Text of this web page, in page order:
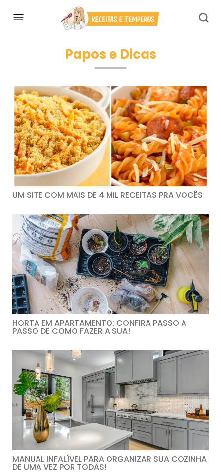
Papos e Dicas
UM SITE COM MAIS DE 4 MIL RECEITAS PRA VOCÊS
HORTA EM APARTAMENTO: CONFIRA PASSO A
PASSO DE COMO FAZER A SUA!
MANUAL INFALÍVEL PARA ORGANIZAR SUA COZINHA
DE UMA VEZ POR TODAS!